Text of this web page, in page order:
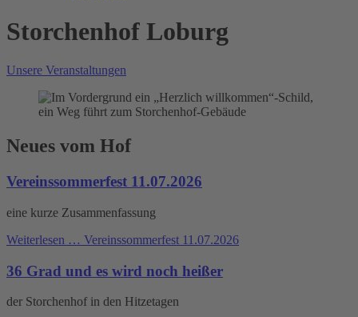
Storchenhof Loburg
Unsere Veranstaltungen
Neues vom Hof
Vereinssommerfest 11.07.2026
eine kurze Zusammenfassung
Weiterlesen … Vereinssommerfest 11.07.2026
36 Grad und es wird noch heißer
der Storchenhof in den Hitzetagen